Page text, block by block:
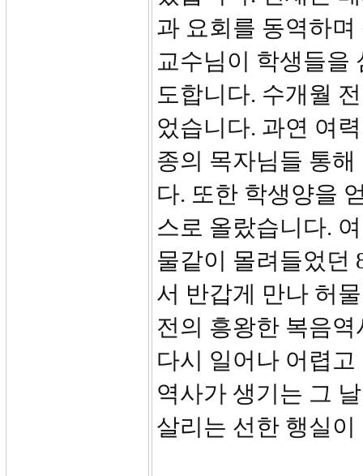
과 요회를 동역하
교수님이 학생들을
도합니다. 수개월
었습니다. 과연 여
종의 목자님들 통
다. 또한 학생양을
스로 올랐습니다.
물같이 몰려들었던
서 반갑게 만나 허
전의 흥왕한 복음
다시 일어나 어렵
역사가 생기는 그
살리는 선한 행실